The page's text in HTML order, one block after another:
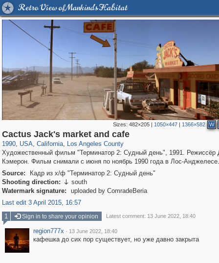
Retro View of Mankind's Habitat
Sizes: 482×205| 1050×447| 1366×582 W
Сactus Jack's market and cafe
1990, USA
95,692 647
, California
14,962 25
, Los Angeles County
10,618 9
Художественный фильм "Терминатор 2: Судный день", 1991. Режиссёр
Кэмерон. Фильм снимали с июня по ноябрь 1990 года в Лос-Анджелесе.
Source:
Кадр из х/ф "Терминатор 2: Судный день"
Shooting direction:  south
Watermark signature:
uploaded by ComradeBeria
Last edit 3 April 2015, 16:57
1
Sign in to share your opinion Latest comment: 13 June 2022, 18:40
region777x · 13 June 2022, 18:40
кафешка до сих пор существует, но уже давно закрыта